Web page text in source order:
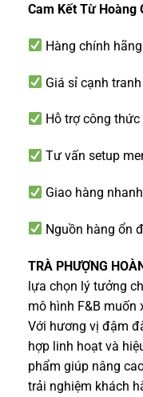
Cam Kết Từ Hoàng
Hàng chính
Giá sỉ cạnh tranh
Hỗ trợ công
Tư vấn setup
Giao hàng
Nguồn hàng ổn
TRÀ PHƯỢNG
lựa chọn lý tưởng
mô hình F&B muốn
Với hương vị đậm
hợp linh hoạt và
phẩm giúp nâng
trải nghiệm khách